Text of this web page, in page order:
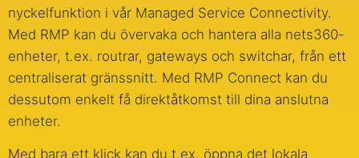
nyckelfunktion i vår Managed Service Connectivity.
Med RMP kan du övervaka och hantera alla nets360-
enheter, t.ex. routrar, gateways och switchar, från ett
centraliserat gränssnitt. Med RMP Connect kan du
dessutom enkelt få direktåtkomst till dina anslutna
enheter.
Med bara ett klick kan du t.ex. öppna det lokala